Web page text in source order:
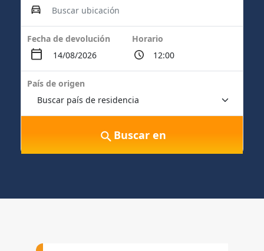
Fecha de devolución Horario
País de origen
Buscar en